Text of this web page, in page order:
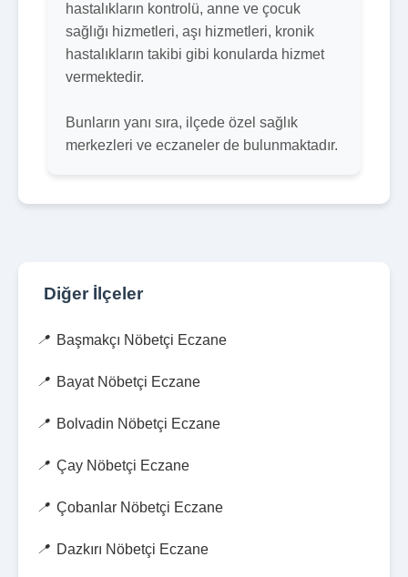
hastalıkların kontrolü, anne ve çocuk
sağlığı hizmetleri, aşı hizmetleri, kronik
hastalıkların takibi gibi konularda hizmet
vermektedir.
Bunların yanı sıra, ilçede özel sağlık
merkezleri ve eczaneler de bulunmaktadır.
Diğer İlçeler
Başmakçı Nöbetçi Eczane
Bayat Nöbetçi Eczane
Bolvadin Nöbetçi Eczane
Çay Nöbetçi Eczane
Çobanlar Nöbetçi Eczane
Dazkırı Nöbetçi Eczane